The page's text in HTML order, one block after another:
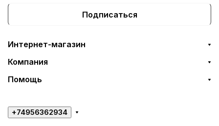
Подписаться
Интернет-магазин
Компания
Помощь
+74956362934